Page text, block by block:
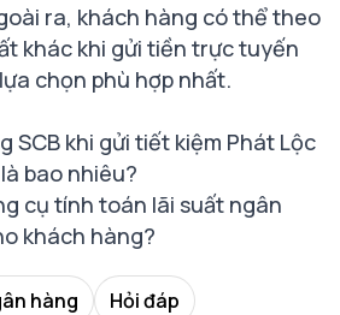
ra, khách hàng có thể theo
khác khi gửi tiền trực tuyến
chọn phù hợp nhất.
SCB khi gửi tiết kiệm Phát Lộc
bao nhiêu?
cụ tính toán lãi suất ngân
khách hàng?
hàng Hỏi đáp